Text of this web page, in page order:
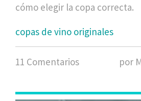
cómo elegir la copa correcta.
copas de vino originales
11 Comentarios por